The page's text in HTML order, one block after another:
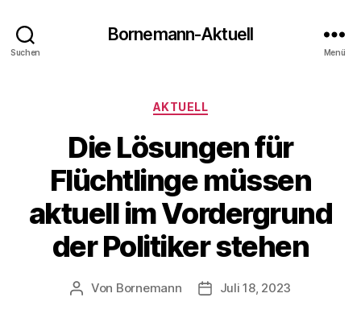
Suchen
Bornemann-Aktuell
Menü
Kategorien
AKTUELL
Die Lösungen für
Flüchtlinge müssen
aktuell im Vordergrund
der Politiker stehen
Beitragsautor
Von Bornemann Veröffentlichungsdatum
Juli 18, 2023